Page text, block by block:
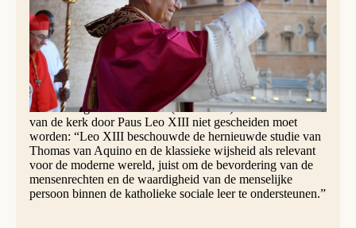
Over de invloed van dedoctor angelicusop de theologie
van de paus is Thomas Joseph White O.P. (Amerikaanse
rector van het Angelicum) duidelijk: zijn doctoraatscriptie
in het kerkelijk recht heeft geen thomistische inslag, maar
de Spaanse dominicaanse kerkjuristen die hem begeleidden
gingen wel uit van de principes van sint Thomas.
Daarnaast geeft hij aan dat vanuit historisch perspectief de
bevordering van Thomisme (scholastiek) en de sociale leer
van de kerk door Paus Leo XIII niet gescheiden moet
worden: “Leo XIII beschouwde de hernieuwde studie van
Thomas van Aquino en de klassieke wijsheid als relevant
voor de moderne wereld, juist om de bevordering van de
mensenrechten en de waardigheid van de menselijke
persoon binnen de katholieke sociale leer te ondersteunen.”